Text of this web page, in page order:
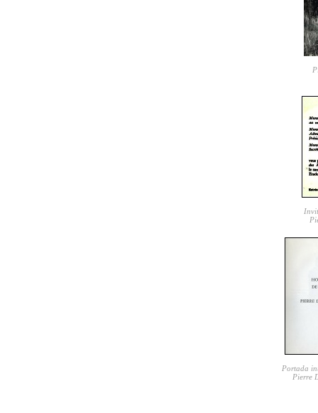
Portada
Pierre